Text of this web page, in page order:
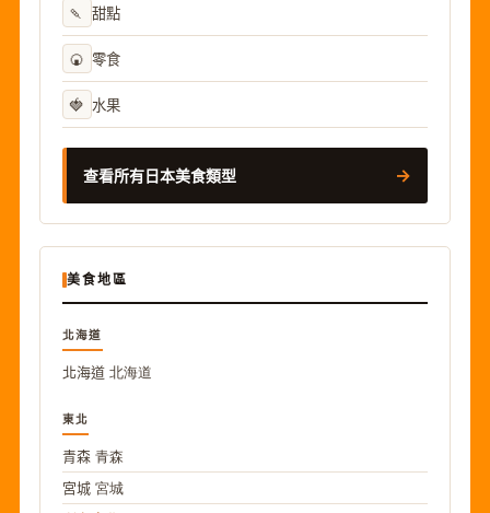
🍡 甜點
🍘 零食
🍓 水果
查看所有日本美食類型 →
美食地區
北海道
北海道 北海道
東北
青森 青森
宮城 宮城